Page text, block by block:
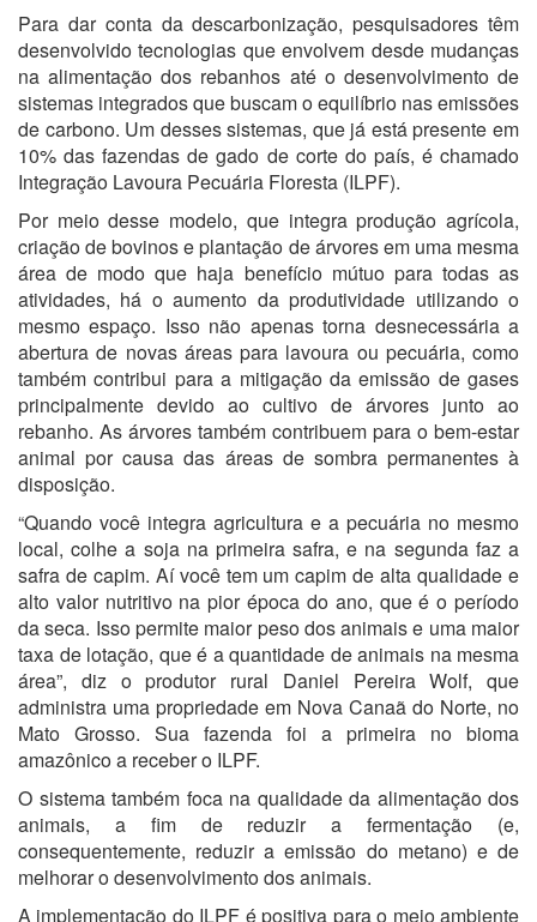
Para dar conta da descarbonização, pesquisadores têm
desenvolvido tecnologias que envolvem desde mudanças
na alimentação dos rebanhos até o desenvolvimento de
sistemas integrados que buscam o equilíbrio nas emissões
de carbono. Um desses sistemas, que já está presente em
10% das fazendas de gado de corte do país, é chamado
Integração Lavoura Pecuária Floresta (ILPF).
Por meio desse modelo, que integra produção agrícola,
criação de bovinos e plantação de árvores em uma mesma
área de modo que haja benefício mútuo para todas as
atividades, há o aumento da produtividade utilizando o
mesmo espaço. Isso não apenas torna desnecessária a
abertura de novas áreas para lavoura ou pecuária, como
também contribui para a mitigação da emissão de gases
principalmente devido ao cultivo de árvores junto ao
rebanho. As árvores também contribuem para o bem-estar
animal por causa das áreas de sombra permanentes à
disposição.
“Quando você integra agricultura e a pecuária no mesmo
local, colhe a soja na primeira safra, e na segunda faz a
safra de capim. Aí você tem um capim de alta qualidade e
alto valor nutritivo na pior época do ano, que é o período
da seca. Isso permite maior peso dos animais e uma maior
taxa de lotação, que é a quantidade de animais na mesma
área”, diz o produtor rural Daniel Pereira Wolf, que
administra uma propriedade em Nova Canaã do Norte, no
Mato Grosso. Sua fazenda foi a primeira no bioma
amazônico a receber o ILPF.
O sistema também foca na qualidade da alimentação dos
animais, a fim de reduzir a fermentação (e,
consequentemente, reduzir a emissão do metano) e de
melhorar o desenvolvimento dos animais.
A implementação do ILPF é positiva para o meio ambiente